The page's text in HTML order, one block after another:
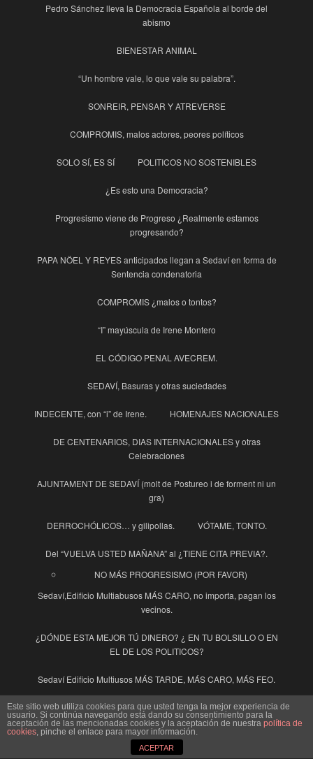
Pedro Sánchez lleva la Democracia Española al borde del
abismo
BIENESTAR ANIMAL
“Un hombre vale, lo que vale su palabra”.
SONREIR, PENSAR Y ATREVERSE
COMPROMIS, malos actores, peores políticos
SOLO SÍ, ES SÍ POLITICOS NO SOSTENIBLES
¿Es esto una Democracia?
Progresismo viene de Progreso ¿Realmente estamos
progresando?
PAPA NÖEL Y REYES anticipados llegan a Sedaví en forma de
Sentencia condenatoria
COMPROMIS ¿malos o tontos?
“I” mayúscula de Irene Montero
EL CÓDIGO PENAL AVECREM.
SEDAVÍ, Basuras y otras suciedades
INDECENTE, con “i” de Irene. HOMENAJES NACIONALES
DE CENTENARIOS, DIAS INTERNACIONALES y otras
Celebraciones
AJUNTAMENT DE SEDAVÍ (molt de Postureo i de forment ni un
gra)
DERROCHÓLICOS… y gilipollas. VÓTAME, TONTO.
Del “VUELVA USTED MAÑANA” al ¿TIENE CITA PREVIA?.
NO MÁS PROGRESISMO (POR FAVOR)
Sedaví,Edificio Multiabusos MÁS CARO, no importa, pagan los
vecinos.
¿DÓNDE ESTA MEJOR TÚ DINERO? ¿ EN TU BOLSILLO O EN
EL DE LOS POLITICOS?
Sedaví Edificio Multiusos MÁS TARDE, MÁS CARO, MÁS FEO.
INDECENTES El Pensador en Cuarentena
La Guinda y la Guindilla
Este sitio web utiliza cookies para que usted tenga la mejor experiencia de
usuario. Si continúa navegando está dando su consentimiento para la
aceptación de las mencionadas cookies y la aceptación de nuestra política de
cookies, pinche el enlace para mayor información.
ACEPTAR